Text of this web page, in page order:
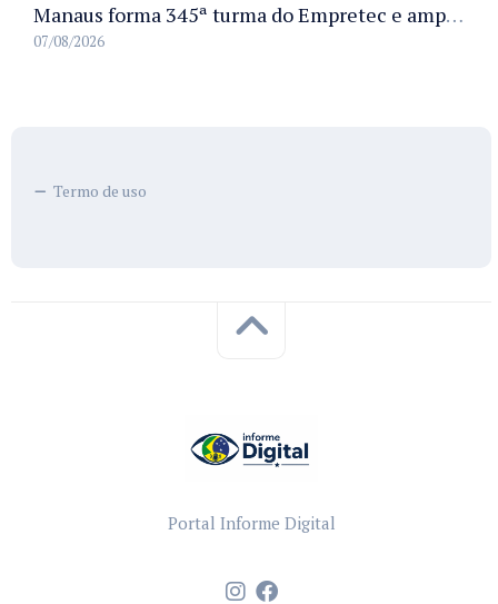
Manaus forma 345ª turma do Empretec e amplia qualificação de empreendedores na cidade
07/08/2026
Termo de uso
Portal Informe Digital